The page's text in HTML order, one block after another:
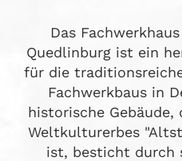
Das
Quedlinburg ist ein
für die
Fachwerkbaus in
historische Gebäude,
Weltkulturerbes
ist, besticht durch